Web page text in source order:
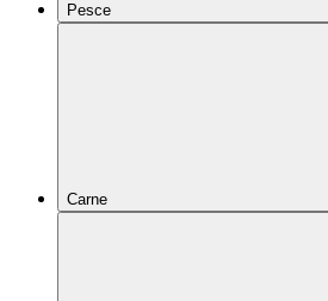
Pesce
Carne